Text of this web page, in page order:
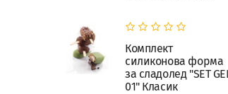
Комплект
силиконова форма
за сладолед "SET
01" Класик